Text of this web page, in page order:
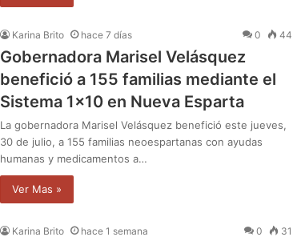
Karina Brito hace 7 días 0 44
Gobernadora Marisel Velásquez
benefició a 155 familias mediante el
Sistema 1×10 en Nueva Esparta
La gobernadora Marisel Velásquez benefició este jueves,
30 de julio, a 155 familias neoespartanas con ayudas
humanas y medicamentos a…
Ver Mas »
Karina Brito hace 1 semana 0 31